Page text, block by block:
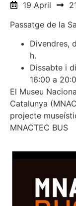
19 April
Passatge de la
Divendres,
h.
Dissabte i
16:00 a
El Museu
Catalunya
projecte
MNACTEC BUS